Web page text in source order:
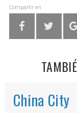
Compartir en
China City